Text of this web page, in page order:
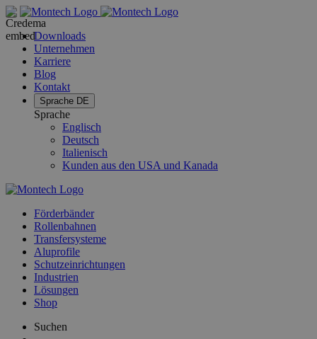
Downloads
Unternehmen
Karriere
Blog
Kontakt
Sprache DE
Sprache
Englisch
Deutsch
Italienisch
Kunden aus den USA und Kanada
Förderbänder
Rollenbahnen
Transfersysteme
Aluprofile
Schutzeinrichtungen
Industrien
Lösungen
Shop
Suchen